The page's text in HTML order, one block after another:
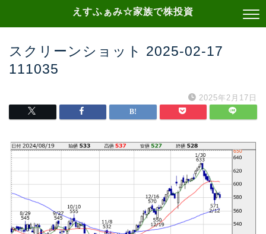
えすふぁみ☆家族で株投資
スクリーンショット 2025-02-17
111035
2025年2月17日